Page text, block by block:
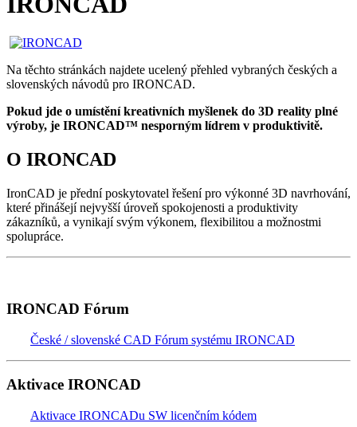
Na těchto stránkách najdete ucelený přehled vybraných českých a
slovenských návodů pro IRONCAD.
Pokud jde o umístění kreativních myšlenek do 3D reality plné
výroby, je IRONCAD™ nesporným lídrem v produktivitě.
O IRONCAD
IronCAD je přední poskytovatel řešení pro výkonné 3D navrhování,
které přinášejí nejvyšší úroveň spokojenosti a produktivity
zákazníků, a vynikají svým výkonem, flexibilitou a možnostmi
spolupráce.
IRONCAD Fórum
České / slovenské CAD Fórum systému IRONCAD
Aktivace IRONCAD
Aktivace IRONCADu SW licenčním kódem